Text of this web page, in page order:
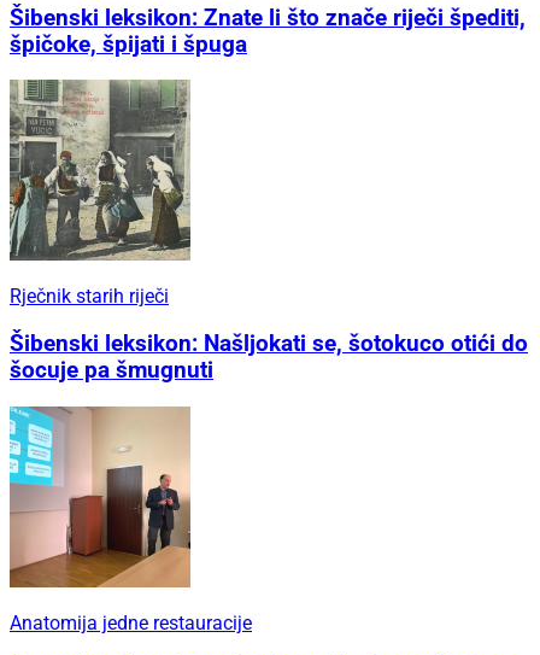
Šibenski leksikon: Znate li što znače riječi špediti,
špičoke, špijati i špuga
Rječnik starih riječi
Šibenski leksikon: Našljokati se, šotokuco otići do
šocuje pa šmugnuti
Anatomija jedne restauracije